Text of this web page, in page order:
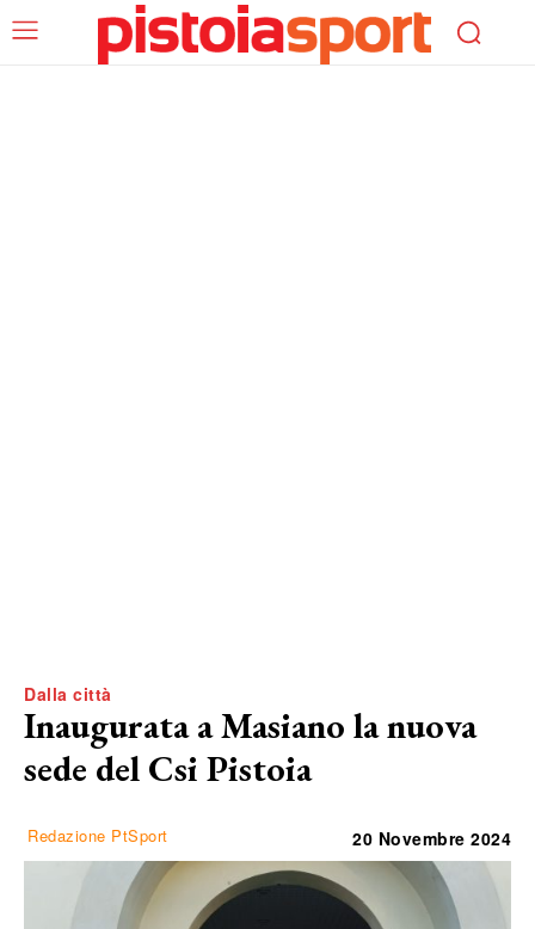
Dalla città
Inaugurata a Masiano la nuova
sede del Csi Pistoia
Redazione PtSport 20 Novembre 2024